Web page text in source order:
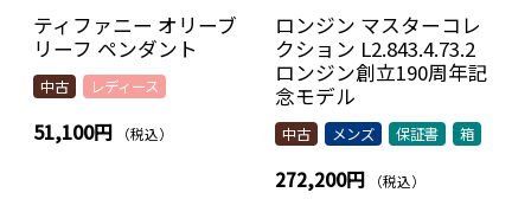
ティファニー オリーブ
リーフ ペンダント
中古 レディース
51,100円 （税込）
ロンジン マスターコレ
クション L2.843.4.73.2
ロンジン創立190周年記
念モデル
中古 メンズ 保証書 箱
272,200円 （税込）